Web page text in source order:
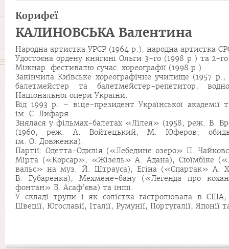
Корифеї
КАЛИНОВСЬКА Валентина
Народна артистка УРСР (1964 р.), народна артистка
Удостоєна ордену княгині Ольги 3-го (1998 р.) та 2-
Міжнар. фестивалю сучас. хореографії (1998 р.).
Закінчила Київське хореографічне училище (1957
балетмейстер та балетмейстер-репетитор,
Національної опери України.
Від 1993 р. – віце-президент Української
ім. С. Лифаря.
Знялася у фільмах-балетах «Лілея» (1958, реж. В.
(1960, реж. А. Войтецький, М. Юферов; обидва
ім. О. Довженка).
Партії: Одетта-Одилія («Лебедине озеро» П.
Мірта («Корсар», «Жізель» А. Адана), Сюїмбіке
вальс» на муз. Й. Штрауса), Егіна («Спартак» А.
В. Губаренка), Мехмене-бану («Легенда про
фонтан» Б. Асаф’єва) та інші.
У складі трупи і як солістка гастролювала в
Швеції, Югославії, Італії, Румунії, Португалії, Японії